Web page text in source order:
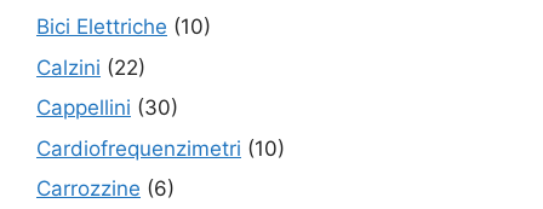
Bici Elettriche (10)
Calzini (22)
Cappellini (30)
Cardiofrequenzimetri (10)
Carrozzine (6)